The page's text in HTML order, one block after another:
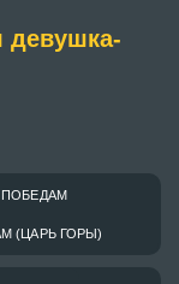
девушка-
ПОБЕДАМ
(ЦАРЬ ГОРЫ)